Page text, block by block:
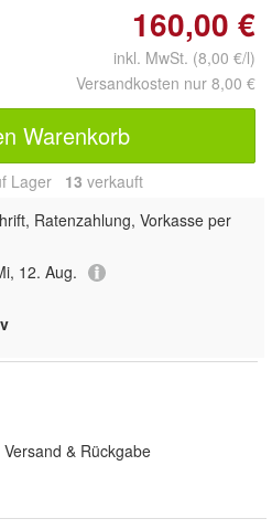
160,00 €
inkl. MwSt. (8,00 €/l)
Versandkosten nur 8,00 €
Warenkorb
Lager 13 verkauft
Ratenzahlung, Vorkasse per
12. Aug.
& Rückgabe